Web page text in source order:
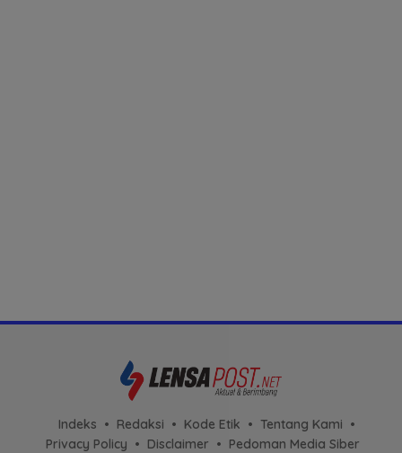
Indeks Redaksi Kode Etik
Tentang Kami
Privacy Policy
Disclaimer Pedoman Media Siber